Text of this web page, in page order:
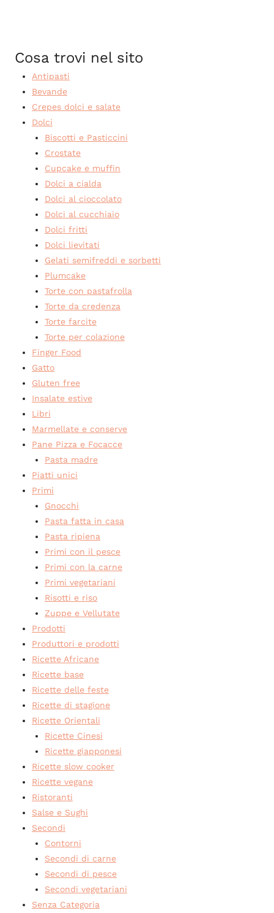
Cosa trovi nel sito
Antipasti
Bevande
Crepes dolci e salate
Dolci
Biscotti e Pasticcini
Crostate
Cupcake e muffin
Dolci a cialda
Dolci al cioccolato
Dolci al cucchiaio
Dolci fritti
Dolci lievitati
Gelati semifreddi e sorbetti
Plumcake
Torte con pastafrolla
Torte da credenza
Torte farcite
Torte per colazione
Finger Food
Gatto
Gluten free
Insalate estive
Libri
Marmellate e conserve
Pane Pizza e Focacce
Pasta madre
Piatti unici
Primi
Gnocchi
Pasta fatta in casa
Pasta ripiena
Primi con il pesce
Primi con la carne
Primi vegetariani
Risotti e riso
Zuppe e Vellutate
Prodotti
Produttori e prodotti
Ricette Africane
Ricette base
Ricette delle feste
Ricette di stagione
Ricette Orientali
Ricette Cinesi
Ricette giapponesi
Ricette slow cooker
Ricette vegane
Ristoranti
Salse e Sughi
Secondi
Contorni
Secondi di carne
Secondi di pesce
Secondi vegetariani
Senza Categoria